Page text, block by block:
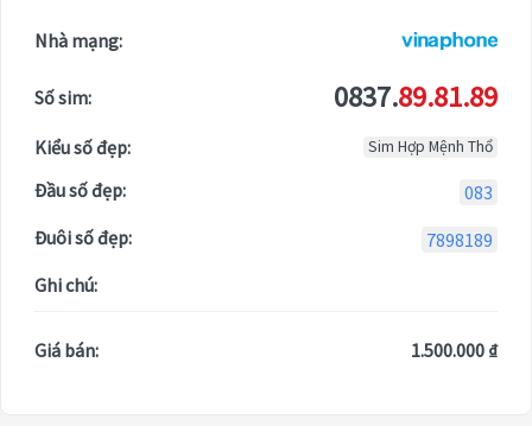
Nhà mạng:
Số sim: 0837.89.81.89
Kiểu số đẹp: Sim Hợp Mệnh Thổ
Đầu số đẹp:
083
Đuôi số đẹp:
7898189
Ghi chú:
Giá bán: 1.500.000 ₫